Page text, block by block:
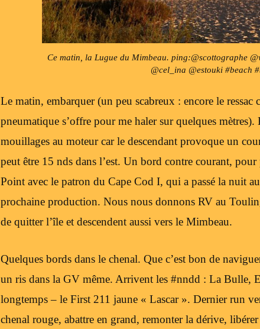
Ce matin, la Lugue du Mimbeau. ping:@scottographe
@cel_ina @estouki #beach
Le matin, embarquer (un peu scabreux : encore le
pneumatique s’offre pour me haler sur quelques
mouillages au moteur car le descendant provoque un
peut être 15 nds dans l’est. Un bord contre courant,
Point avec le patron du Cape Cod I, qui a passé la nuit
prochaine production. Nous nous donnons RV au
de quitter l’île et descendent aussi vers le Mimbeau.
Quelques bords dans le chenal. Que c’est bon de
un ris dans la GV même. Arrivent les #nndd : La Bulle,
longtemps – le First 211 jaune « Lascar ». Dernier run
chenal rouge, abattre en grand, remonter la dérive,